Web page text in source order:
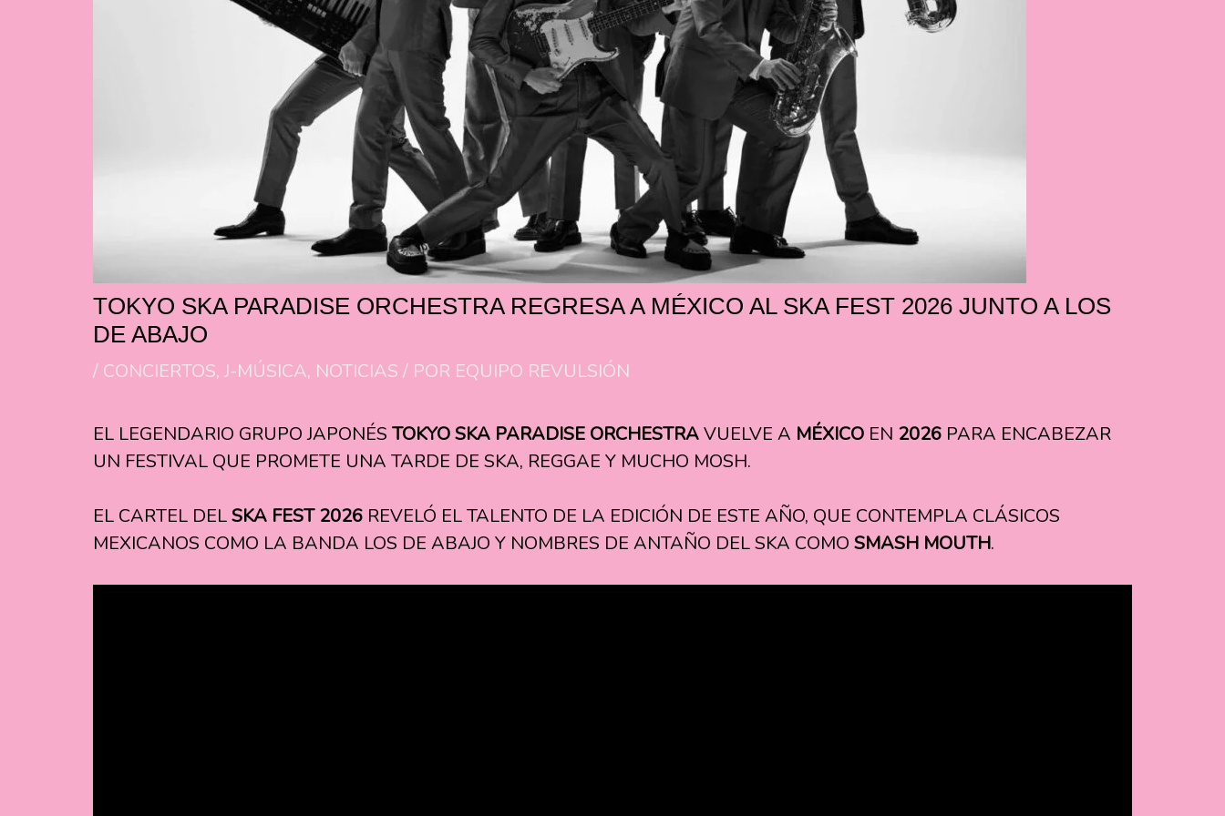
TOKYO SKA PARADISE ORCHESTRA REGRESA A MÉXICO AL SKA FEST 2026 JUNTO A LOS
DE ABAJO
/ CONCIERTOS, J-MÚSICA, NOTICIAS / POR EQUIPO REVULSIÓN
EL LEGENDARIO GRUPO JAPONÉS TOKYO SKA PARADISE ORCHESTRAVUELVE A MÉXICO EN 2026 PARA ENCABEZAR
UN FESTIVAL QUE PROMETE UNA TARDE DE SKA, REGGAE Y MUCHO MOSH.
EL CARTEL DELSKA FEST 2026 REVELÓ EL TALENTO DE LA EDICIÓN DE ESTE AÑO, QUE CONTEMPLA CLÁSICOS
MEXICANOS COMO LA BANDA LOS DE ABAJO Y NOMBRES DE ANTAÑO DEL SKA COMO SMASH MOUTH.